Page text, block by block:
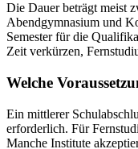
Die Dauer beträgt meist
Abendgymnasium und
Semester für die
Zeit verkürzen,
Welche
Ein mittlerer
erforderlich. Für
Manche Institute